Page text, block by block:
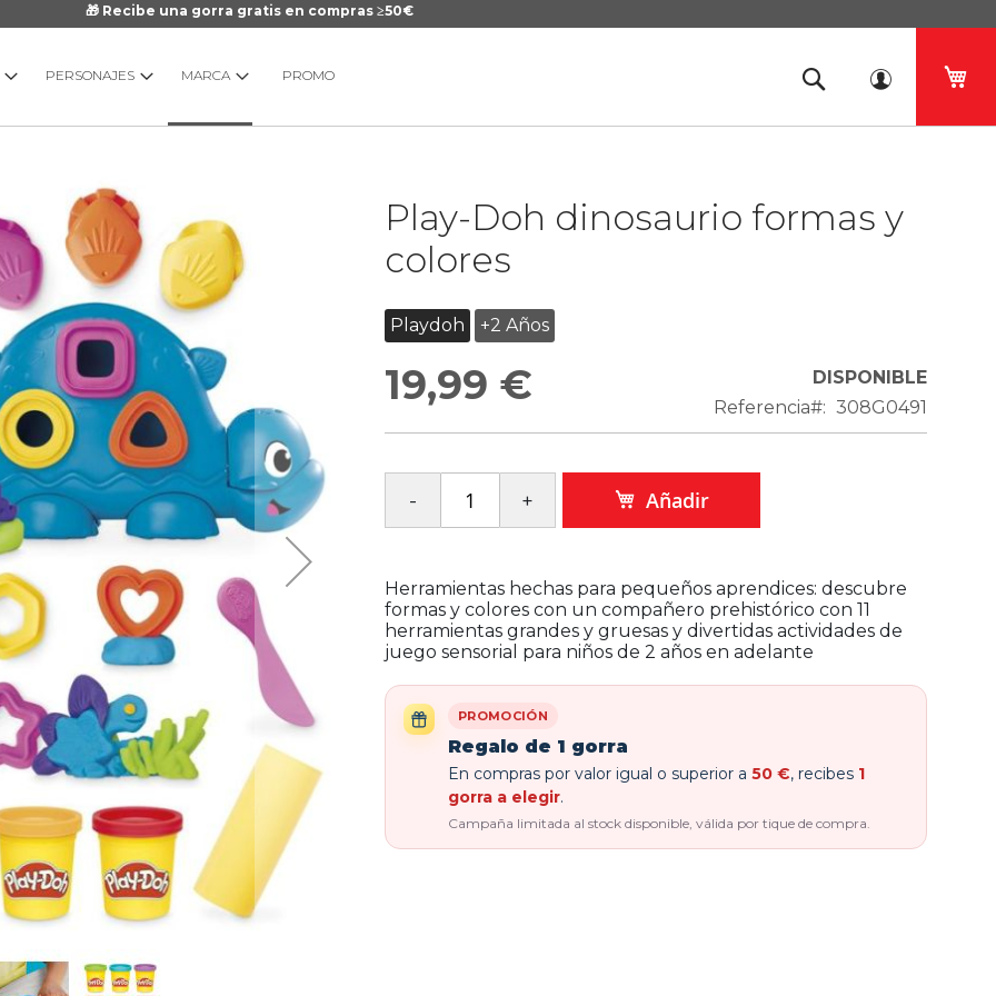
🎁 Recibe una gorra gratis en compras ≥50€
PERSONAJES MARCA PROMO
Play-Doh dinosaurio formas y
colores
Playdoh +2 Años
19,99 €
DISPONIBLE
Referencia
308G0491
Añadir
Herramientas hechas para pequeños aprendices: descubre
formas y colores con un compañero prehistórico con 11
herramientas grandes y gruesas y divertidas actividades de
juego sensorial para niños de 2 años en adelante
PROMOCIÓN
Regalo de 1 gorra
En compras por valor igual o superior a 50 €, recibes 1
gorra a elegir.
Campaña limitada al stock disponible, válida por tique de compra.
galería
imágenes